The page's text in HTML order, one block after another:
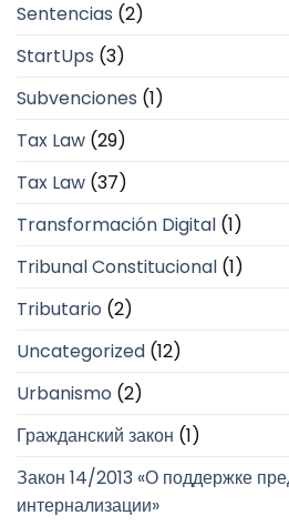
Sentencias (2)
StartUps (3)
Subvenciones (1)
Tax Law (29)
Tax Law (37)
Transformación Digital (1)
Tribunal Constitucional (1)
Tributario (2)
Uncategorized (12)
Urbanismo (2)
Гражданский закон (1)
Закон 14/2013 «О поддержке
интернализации»